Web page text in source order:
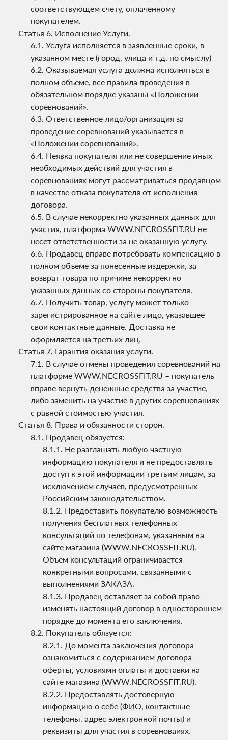
соответствующем счету, оплаченному
покупателем.
Исполнение Услуги.
Услуга исполняется в заявленные сроки, в
указанном месте (город, улица и т.д. по смыслу)
Оказываемая услуга должна исполняться в
полном объеме, все правила проведения в
обязательном порядке указаны «Положении
соревнований».
Ответственное лицо/организация за
проведение соревнований указывается в
«Положении соревнований».
Неявка покупателя или не совершение иных
необходимых действий для участия в
соревнованиях могут рассматриваться продавцом
в качестве отказа покупателя от исполнения
договора.
В случае некорректно указанных данных для
участия, платформа WWW.NECROSSFIT.RU не
несет ответственности за не оказанную услугу.
Продавец вправе потребовать компенсацию в
полном объеме за понесенные издержки, за
возврат товара по причине некорректно
указанных данных со стороны покупателя.
Получить товар, услугу может только
зарегистрированное на сайте лицо, указавшее
свои контактные данные. Доставка не
оформляется на третьих лиц.
Гарантия оказания услуги.
В случае отмены проведения соревнований на
платформе WWW.NECROSSFIT.RU – покупатель
вправе вернуть денежные средства за участие,
либо заменить на участие в других соревнованиях
с равной стоимостью участия.
Права и обязанности сторон.
Продавец обязуется:
Не разглашать любую частную
информацию покупателя и не предоставлять
доступ к этой информации третьим лицам, за
исключением случаев, предусмотренных
Российским законодательством.
Предоставить покупателю возможность
получения бесплатных телефонных
консультаций по телефонам, указанным на
сайте магазина (WWW.NECROSSFIT.RU).
Объем консультаций ограничивается
конкретными вопросами, связанными с
выполнениями ЗАКАЗА.
Продавец оставляет за собой право
изменять настоящий договор в одностороннем
порядке до момента его заключения.
Покупатель обязуется:
До момента заключения договора
ознакомиться с содержанием договора-
оферты, условиями оплаты и доставки на
сайте магазина (WWW.NECROSSFIT.RU).
Предоставлять достоверную
информацию о себе (ФИО, контактные
телефоны, адрес электронной почты) и
реквизиты для участия в соревноваиях.